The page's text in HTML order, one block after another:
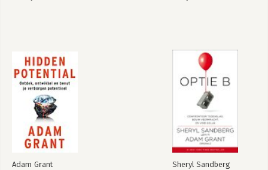
Weten wat je niet
weet
Het kan ook anders
Bekijk alle boeken
Adam Grant Sheryl Sandberg